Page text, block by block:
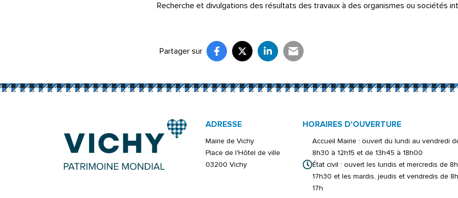
Recherche et divulgations des résultats des travaux à des organismes ou sociétés
Partager sur Partager sur Facebook
(ouverture dans un nouvel onglet)
Partager sur X (Twitter)
(ouverture dans un nouvel onglet)
Partager sur LinkedIn
(ouverture dans un nouvel onglet)
Partager par e-mail
(ouverture dans un nouvel onglet)
ADRESSE
Mairie de Vichy
Place de l'Hôtel de ville
03200 Vichy
HORAIRES D'OUVERTURE
Accueil Mairie : ouvert du lundi au vendredi
8h30 à 12h15 et de 13h45 à 18h00
État civil : ouvert les lundis et mercredis de
17h30 et les mardis, jeudis et vendredis de
17h